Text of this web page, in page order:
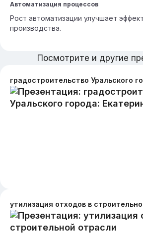
Автоматизация процессов
Рост автоматизации улучшает
производства.
Посмотрите и другие
утилизация отходов в